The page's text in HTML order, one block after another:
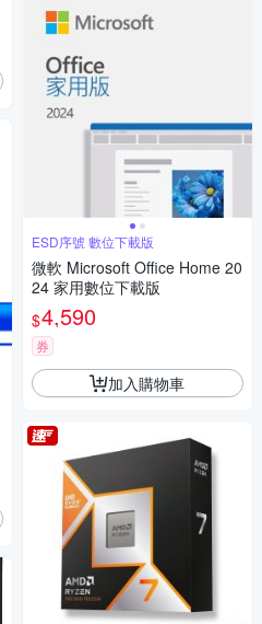
ESD序號 數位下載版
微軟 Microsoft Office Home 20
24 家用數位下載版
$4,590
券
加入購物車